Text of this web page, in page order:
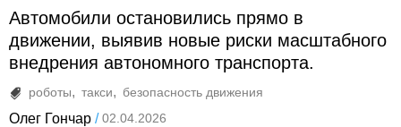
Автомобили остановились прямо в
движении, выявив новые риски масштабного
внедрения автономного транспорта.
роботы такси безопасность движения
Олег Гончар
02.04.2026